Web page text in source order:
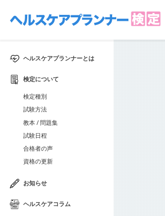
ヘルスケアプランナーとは
検定について
検定種別
試験方法
教本 / 問題集
試験日程
合格者の声
資格の更新
お知らせ
ヘルスケアコラム